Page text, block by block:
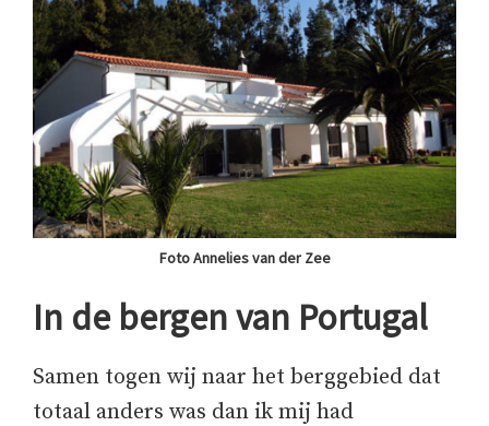
Foto Annelies van der Zee
In de bergen van Portugal
Samen togen wij naar het berggebied dat
totaal anders was dan ik mij had